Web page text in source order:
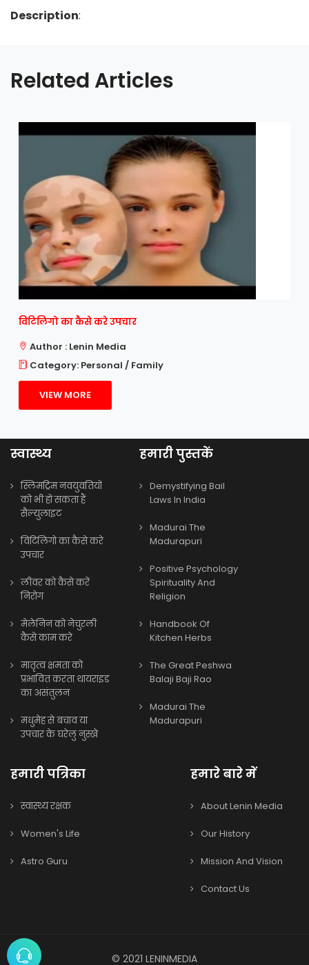
Description:
Related Articles
विटिलिगो का कैसे करे उपचार
Author : Lenin Media
Category: Personal / Family
VIEW MORE
स्वास्थ्य
स्लिमट्रिम नवयुवतियों
को भी हो सकता हैं
सैल्युलाइट
विटिलिगो का कैसे करे
उपचार
लीवर को कैसे करें
निरोग
मेलेनिन को नेचुरली
कैसे काम करे
मातृत्व क्षमता को
प्रभावित करता थायराइड
का असंतुलन
मधुमेह से बचाव या
उपचार के घरेलु नुस्खे
हमारी पुस्तकें
Demystifying Bail
Laws In India
Madurai The
Madurapuri
Positive Psychology
Spirituality And
Religion
Handbook Of
Kitchen Herbs
The Great Peshwa
Balaji Baji Rao
Madurai The
Madurapuri
हमारी पत्रिका
स्वास्थ्य रक्षक
Women's Life
Astro Guru
हमारे बारे में
About Lenin Media
Our History
Mission And Vision
Contact Us
© 2021 LENINMEDIA